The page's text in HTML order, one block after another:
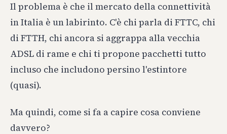
Il problema è che il mercato della connettività
in Italia è un labirinto. C'è chi parla di FTTC, chi
di FTTH, chi ancora si aggrappa alla vecchia
ADSL di rame e chi ti propone pacchetti tutto
incluso che includono persino l'estintore
(quasi).
Ma quindi, come si fa a capire cosa conviene
davvero?